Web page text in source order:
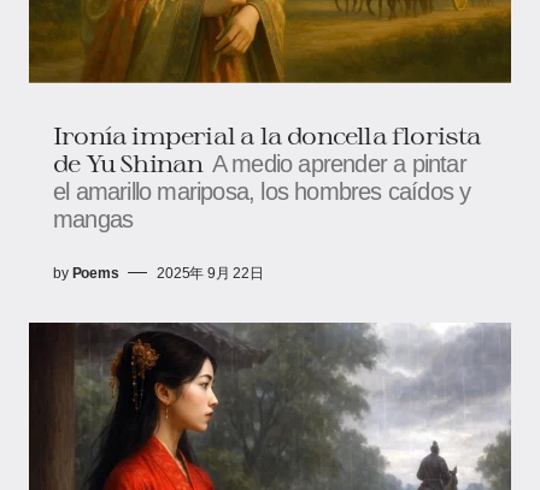
Ironía imperial a la doncella florista
de Yu Shinan A medio aprender a pintar
el amarillo mariposa, los hombres caídos y
mangas
by Poems 2025年 9月 22日